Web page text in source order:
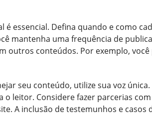
essencial. Defina quando e como
mantenha uma frequência de
outros conteúdos. Por exemplo,
seu conteúdo, utilize sua voz
o leitor. Considere fazer parcerias
A inclusão de testemunhos e